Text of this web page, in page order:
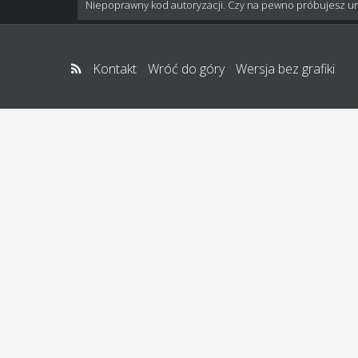
Niepoprawny kod autoryzacji. Czy na pewno próbujesz
Kontakt Wróć do góry Wersja bez grafiki